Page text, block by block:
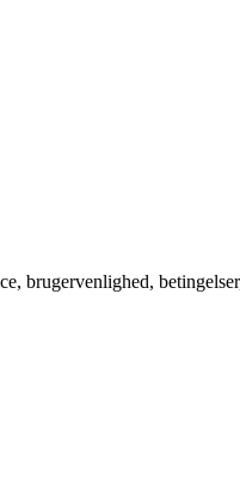
brugervenlighed,